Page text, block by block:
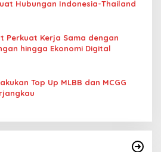
Hubungan Indonesia-Thailand
Perkuat Kerja Sama dengan
hingga Ekonomi Digital
Top Up MLBB dan MCGG